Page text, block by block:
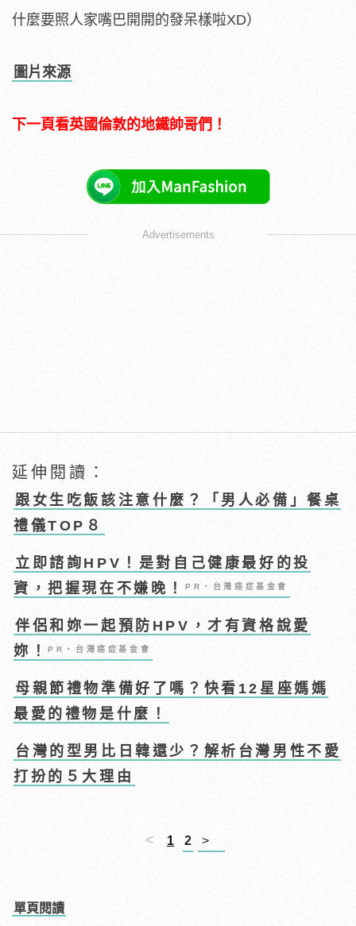
什麼要照人家嘴巴開開的發呆樣啦XD）
圖片來源
下一頁看英國倫敦的地鐵帥哥們！
Advertisements
延伸閱讀：
跟女生吃飯該注意什麼？「男人必備」餐桌
禮儀TOP８
立即諮詢HPV！是對自己健康最好的投
資，把握現在不嫌晚！PR・台灣癌症基金會
伴侶和妳一起預防HPV，才有資格說愛
妳！PR・台灣癌症基金會
母親節禮物準備好了嗎？快看12星座媽媽
最愛的禮物是什麼！
台灣的型男比日韓還少？解析台灣男性不愛
打扮的５大理由
< 1 2 >
單頁閱讀